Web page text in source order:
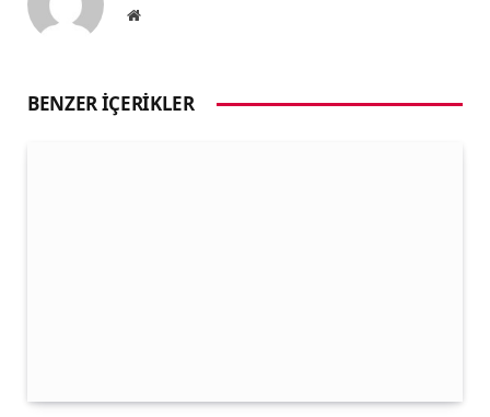
Website
BENZER İÇERIKLER